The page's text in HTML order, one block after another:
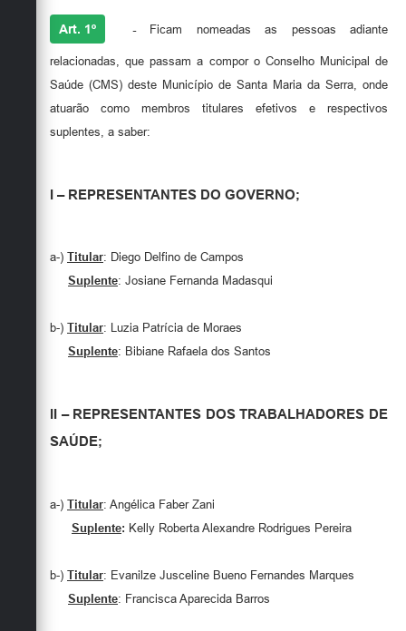
Art. 1º - Ficam nomeadas as pessoas adiante
relacionadas, que passam a compor o Conselho Municipal de
Saúde (CMS) deste Município de Santa Maria da Serra, onde
atuarão como membros titulares efetivos e respectivos
suplentes, a saber:
I – REPRESENTANTES DO GOVERNO;
a-) Titular: Diego Delfino de Campos
Suplente: Josiane Fernanda Madasqui
b-) Titular: Luzia Patrícia de Moraes
Suplente: Bibiane Rafaela dos Santos
II – REPRESENTANTES DOS TRABALHADORES DE
SAÚDE;
a-) Titular: Angélica Faber Zani
Suplente: Kelly Roberta Alexandre Rodrigues Pereira
b-) Titular: Evanilze Jusceline Bueno Fernandes Marques
Suplente: Francisca Aparecida Barros